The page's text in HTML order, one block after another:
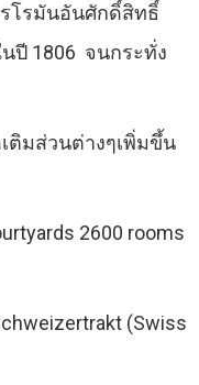
โรมันอันศักดิ์สิทธิ์
ปี 1806 จนกระทั่ง
ติมส่วนต่างๆเพิ่มขึ้น
2600 rooms
(Swiss